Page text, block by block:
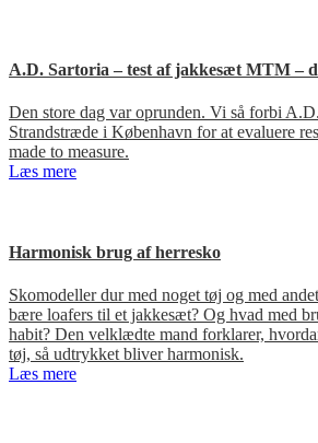
A.D. Sartoria – test af jakkesæt MTM –
Den store dag var oprunden. Vi så forbi
Strandstræde i København for at evaluere
made to measure.
Læs mere
Harmonisk brug af herresko
Skomodeller dur med noget tøj og med
bære loafers til et jakkesæt? Og hvad med
habit? Den velklædte mand forklarer,
tøj, så udtrykket bliver harmonisk.
Læs mere